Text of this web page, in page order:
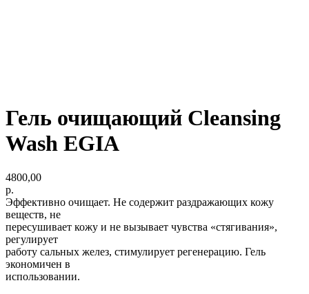
Гель очищающий Cleansing
Wash EGIA
4800,00
р.
Эффективно очищает. Не содержит раздражающих кожу
веществ, не
пересушивает кожу и не вызывает чувства «стягивания»,
регулирует
работу сальных желез, стимулирует регенерацию. Гель
экономичен в
использовании.